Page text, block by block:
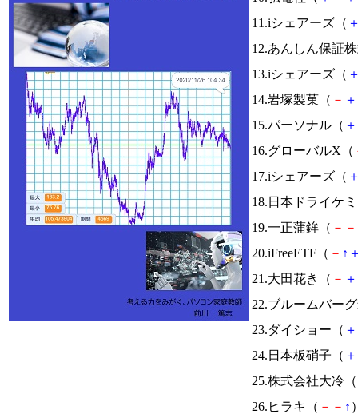
11.iシェアーズ（
12.あんしん保証
13.iシェアーズ（
14.岩塚製菓（ － ＋
15.パーソナル（ ＋
16.グローバルX（
17.iシェアーズ（
18.日本ドライケ
19.一正蒲鉾（ － －
20.iFreeETF（ － ↑
21.大田花き（ － ＋
22.ブルームバー
23.ダイショー（ ＋
24.日本板硝子（ ＋
25.株式会社大冷（
26.ヒラキ（ － － ↑